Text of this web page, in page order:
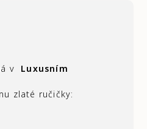
v Luxusním
zlaté ručičky: